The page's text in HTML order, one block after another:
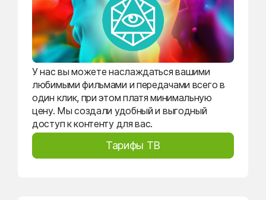
У нас вы можете наслаждаться вашими
любимыми фильмами и передачами всего в
один клик, при этом платя минимальную
цену. Мы создали удобный и выгодный
доступ к контенту для вас.
Тарифы ТВ